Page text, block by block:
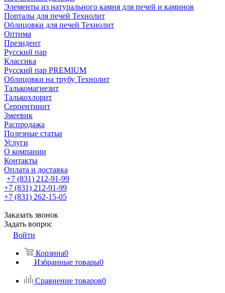
Элементы из натурального камня для печей и каминов
Порталы для печей Технолит
Облицовки для печей Технолит
Оптима
Президент
Русский пар
Классика
Русский пар PREMIUM
Облицовки на трубу Технолит
Талькомагнезит
Талькохлорит
Серпентинит
Змеевик
Распродажа
Полезные статьи
Услуги
О компании
Контакты
Оплата и доставка
+7 (831) 212-91-99
+7 (831) 212-91-99
+7 (831) 262-15-05
Заказать звонок
Задать вопрос
Войти
Корзина0
Избранные товары0
Сравнение товаров0